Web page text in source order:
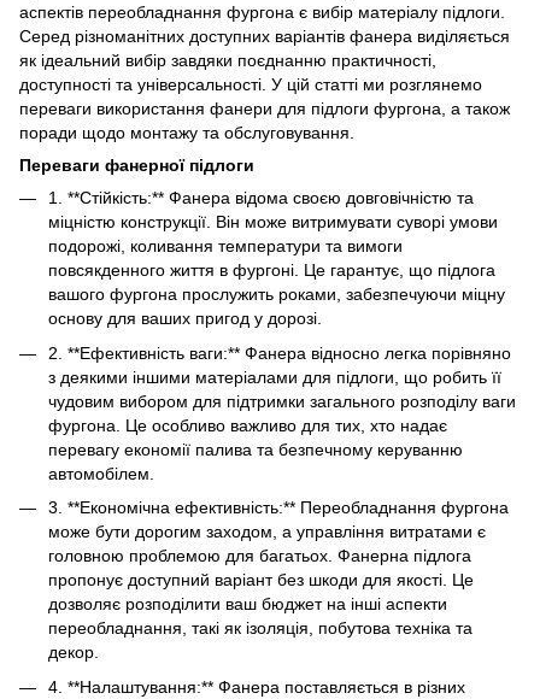
аспектів переобладнання фургона є вибір матеріалу підлоги.
Серед різноманітних доступних варіантів фанера виділяється
як ідеальний вибір завдяки поєднанню практичності,
доступності та універсальності. У цій статті ми розглянемо
переваги використання фанери для підлоги фургона, а також
поради щодо монтажу та обслуговування.
Переваги фанерної підлоги
1. **Стійкість:** Фанера відома своєю довговічністю та
міцністю конструкції. Він може витримувати суворі умови
подорожі, коливання температури та вимоги
повсякденного життя в фургоні. Це гарантує, що підлога
вашого фургона прослужить роками, забезпечуючи міцну
основу для ваших пригод у дорозі.
2. **Ефективність ваги:** Фанера відносно легка порівняно
з деякими іншими матеріалами для підлоги, що робить її
чудовим вибором для підтримки загального розподілу ваги
фургона. Це особливо важливо для тих, хто надає
перевагу економії палива та безпечному керуванню
автомобілем.
3. **Економічна ефективність:** Переобладнання фургона
може бути дорогим заходом, а управління витратами є
головною проблемою для багатьох. Фанерна підлога
пропонує доступний варіант без шкоди для якості. Це
дозволяє розподілити ваш бюджет на інші аспекти
переобладнання, такі як ізоляція, побутова техніка та
декор.
4. **Налаштування:** Фанера поставляється в різних